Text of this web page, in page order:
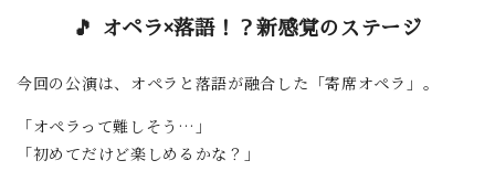
🎵 オペラ×落語！？新感覚のステージ
今回の公演は、オペラと落語が融合した「寄席オペラ」。
「オペラって難しそう…」
「初めてだけど楽しめるかな？」